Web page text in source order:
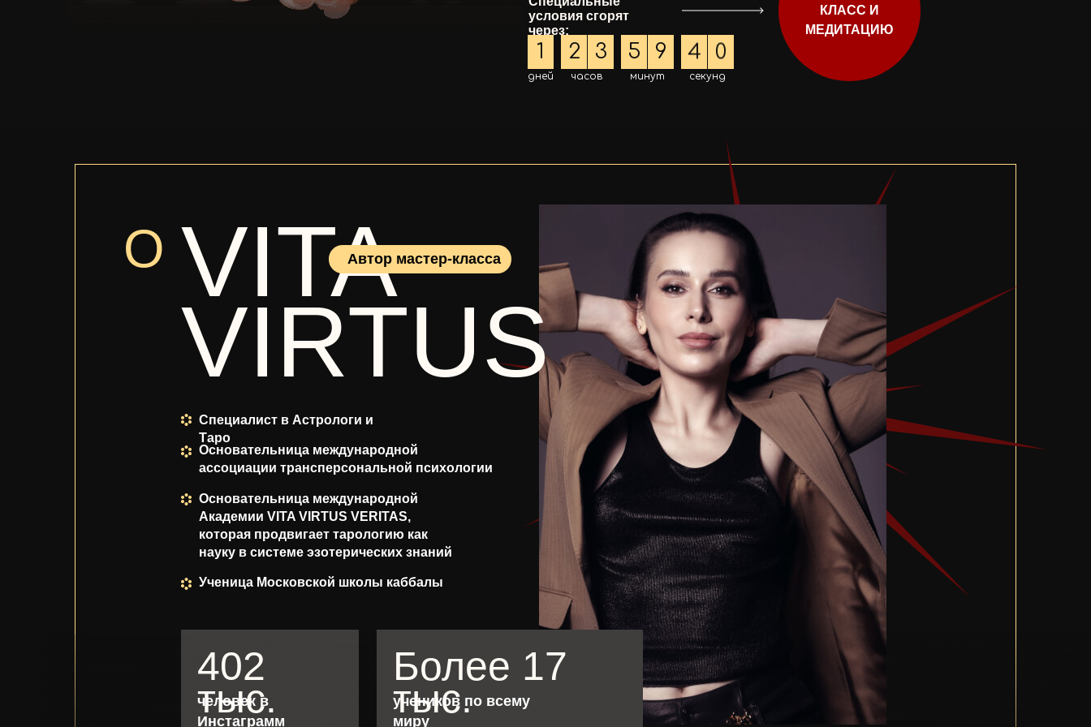
КЛАСС И
МЕДИТАЦИЮ
условия сгорят
через:
1
дней
2 3
часов
5 9
минут
3 9
секунд
О VITA
VIRTUS
Специалист в Астрологи и
Таро
Основательница международной
ассоциации трансперсональной психологии
Основательница международной
Академии VITA VIRTUS VERITAS,
которая продвигает тарологию как
науку в системе эзотерических знаний
Ученица Московской школы каббалы
402
тыс.
человек в
Инстаграмм
Более 17
тыс.
учеников по всему
миру
Автор мастер-класса